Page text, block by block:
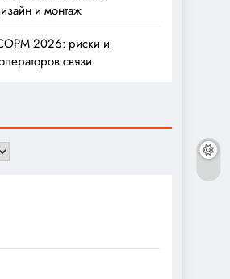
и монтаж
2026: риски и
связи